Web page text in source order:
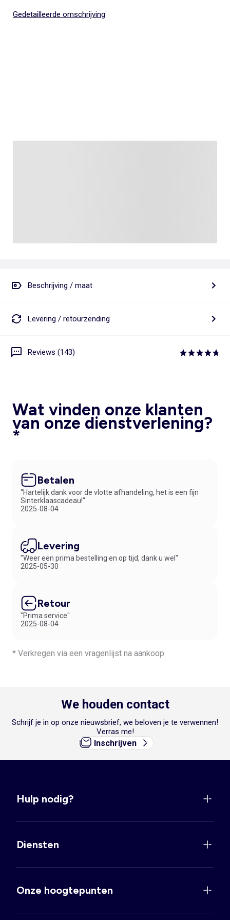
Gedetailleerde omschrijving
Beschrijving / maat
Levering / retourzending
Reviews (143)
Wat vinden onze klanten
van onze dienstverlening?
*
Betalen
“Hartelijk dank voor de vlotte afhandeling, het is een fijn
Sinterklaascadeau!“
2025-08-04
Levering
"Weer een prima bestelling en op tijd, dank u wel"
2025-05-30
Retour
"Prima service"
2025-08-04
* Verkregen via een vragenlijst na aankoop
We houden contact
Schrijf je in op onze nieuwsbrief, we beloven je te verwennen!
Verras me!
Inschrijven
Hulp nodig?
Diensten
Onze hoogtepunten